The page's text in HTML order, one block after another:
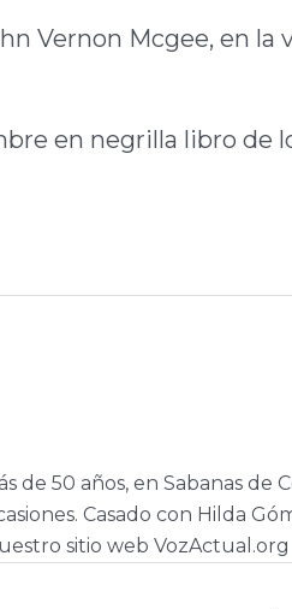
Vernon Mcgee, en la
en negrilla libro de
de 50 años, en Sabanas de
Casado con Hilda
sitio web VozActual.org